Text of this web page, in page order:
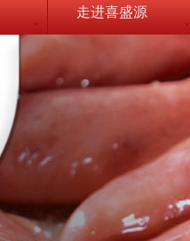
走进喜盛源